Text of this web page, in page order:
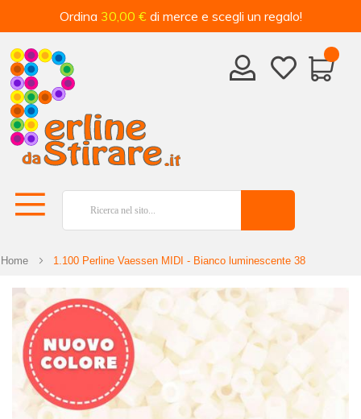
Ordina 30,00 € di merce e scegli un regalo!
Home 1.100 Perline Vaessen MIDI - Bianco luminescente 38
fine
della
galleria
immagini